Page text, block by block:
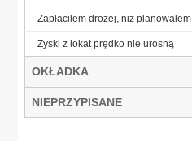
Zapłaciłem drożej, niż planowałem
Zyski z lokat prędko nie urosną
OKŁADKA
NIEPRZYPISANE